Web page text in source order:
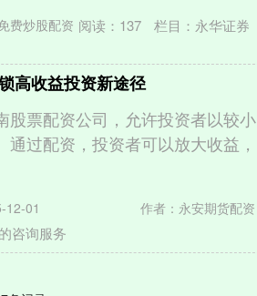
费炒股配资 阅读： 137 栏目： 永华证券
高收益投资新途径
股票配资公司，允许投资者以较小
过配资，投资者可以放大收益，
12-01 作者：永安期货配资
咨询服务